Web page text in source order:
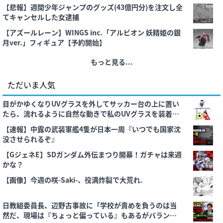
【悲報】週間少年ジャンプのグッズ(43億円分)を注文し全
てキャンセルした女逮捕
【アズールレーン】WINGS inc.「アルビオン 妖精姫の銀
月ver.」フィギュア【予約開始】
もっと見る...
ただいま人気
目がかゆくなりUVグラスを外してサッカー台の上に置い
たら、流れるように自然な動きで私のUVグラスを装着し
た泥ママ
【速報】中露の武装軍艦4隻が日本一周『いつでも国家沈
没させられるぞ』
【GジェネE】SDガンダム外伝まつり開幕！ガチャは来週
かな？
【画像】今週の咲-Saki-、役満炸裂で大荒れ.
日教組委員長、辺野古事故に「学校が責めを負うのは当
然だ、現場は『ちょっと偏っている』もあるがバランス